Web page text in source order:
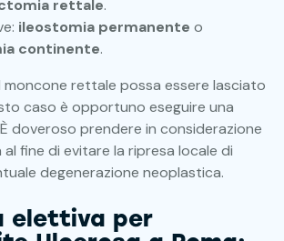
rettale.
ileostomia permanente o
continente.
moncone rettale possa essere lasciato
caso è opportuno eseguire una
doveroso prendere in considerazione
fine di evitare la ripresa locale di
degenerazione neoplastica.
elettiva per